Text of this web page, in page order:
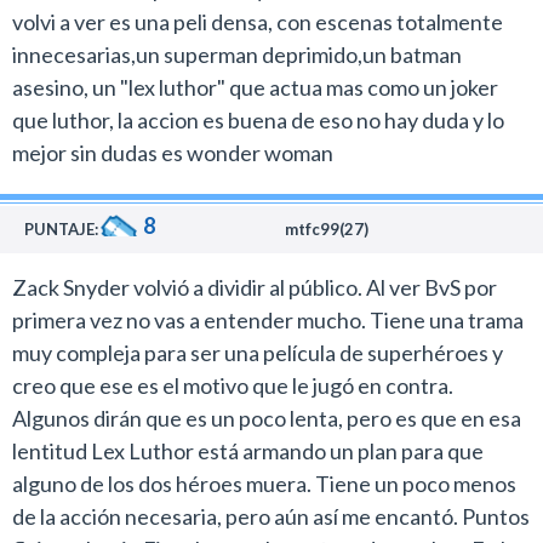
El Superman de Cavill aburre y necesita ser encarado
con un poco más de onda.
Con respecto a las nuevas incorporaciones, Ben
Affleck brindó una interpretación digna de Batman que
supo estar a la altura de las circunstancias.
No creo que sea ni por asomo el mejor hombre
murciélago del cine (el tiempo se encargará de
desmerecer el trabajo que hizo. Disfruté al actor en
este film.
El Bruce Wayne de Affleck tal vez carece de la
intensidad que tenía la versión de Christian Bale, pero
al menos presenta un personaje que uno puede
reconocer en el cine. La representación de Batman tal
vez es algo más polémica.
Por momentos el Batman-Rambo de esta película está
bien puesto y dosificado dentro de una estructura
argumental llena de imprevistos.
Y ahí caemos en otro de los miedos: los spoilers. No
aquellos originados por los que vean la película y
publiquen lo que no deben en redes sociales sino los
que vienen de los trailers y clips.
Ahora puedo decir que es verdad que el anteúltimo
también afirmo que no arruina ni de cerca la
experiencia cinematográfica porque hay muchas
sorpresas y momentos donde la mandíbula se afloja.
Son dos horas y media que se pasan volando mientras
los personajes se desarrollan y espectaculares escenas
de acción asombran. Hay muchos fotogramas que son
el sueño de cualquier fan de DC Comics y que
estuvimos esperando toda una vida. Las secuencias en
volvi a ver es una peli densa, con escenas totalmente
innecesarias,un superman deprimido,un batman
asesino, un "lex luthor" que actua mas como un joker
que luthor, la accion es buena de eso no hay duda y lo
mejor sin dudas es wonder woman
PUNTAJE: 8 mtfc99(27)
Zack Snyder volvió a dividir al público. Al ver BvS por
primera vez no vas a entender mucho. Tiene una trama
muy compleja para ser una película de superhéroes y
creo que ese es el motivo que le jugó en contra.
Algunos dirán que es un poco lenta, pero es que en esa
lentitud Lex Luthor está armando un plan para que
alguno de los dos héroes muera. Tiene un poco menos
de la acción necesaria, pero aún así me encantó. Puntos